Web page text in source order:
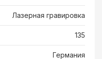
Лазерная гравировка
135
Германия